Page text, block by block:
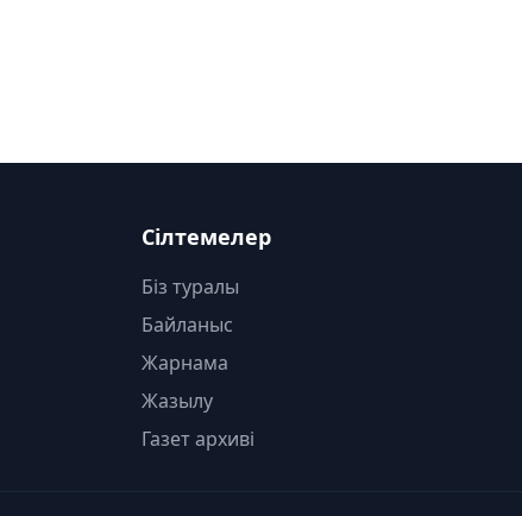
Сілтемелер
Біз туралы
Байланыс
Жарнама
Жазылу
Газет архиві